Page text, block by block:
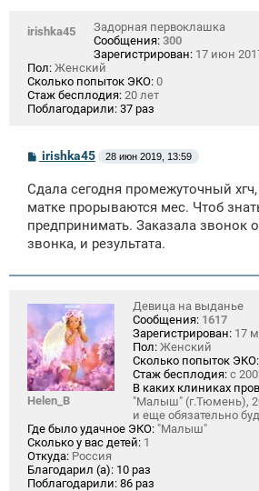
irishka45
Задорная первоклашка
Сообщения: 300
Зарегистрирован: 17 июн
Пол: Женский
Сколько попыток ЭКО: 0
Стаж бесплодия: 20 лет
Поблагодарили: 37 раз
С
о
б
щ
н
и
irishka45 28 июн 2019, 13:59
Сдала сегодня промежуточный
матке прорываются мес. Чтоб
предпринимать. Заказала звонок
звонка, и результата.
Helen_B
Девица на выданье
Сообщения: 1617
Зарегистрирован: 17
Пол: Женский
Сколько попыток ЭКО:
Стаж бесплодия: с
В каких клиниках
"Малыш" (г.Тюмень),
и еще обязательно
Где было удачное ЭКО: "Малыш"
Сколько у вас детей: 1
Откуда: Россия
Благодарил (а): 10 раз
Поблагодарили: 86 раз